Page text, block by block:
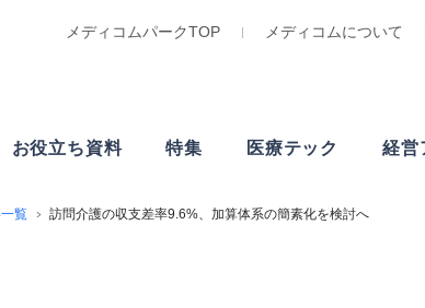
お役立ち資料 特集 医療テック 経営
メディコムパークTOP メディコムについて
覧 訪問介護の収支差率9.6%、加算体系の簡素化を検討へ